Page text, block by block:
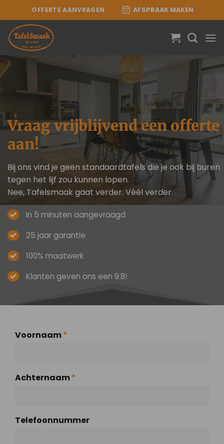
naar
inhoud
OFFERTE AANVRAGEN AFSPRAAK MAKEN
Vraag vrijblijvend een offerte
aan!
Bij ons vind je geen standaardtafels die je ook bij buren
tegen het lijf zou kunnen lopen.
Nee, Tafelsmaak gaat verder. Véél verder
In 5 minuten aangevraagd
25 jaar garantie
100% maatwerk
Klanten geven ons een 9.8!
Voornaam*
Achternaam*
Telefoonnummer